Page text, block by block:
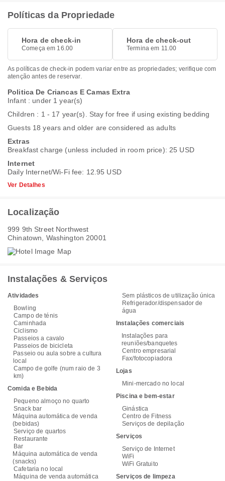
Políticas da Propriedade
Hora de check-in
Começa em 16.00
Hora de check-out
Termina em 11.00
As políticas de check-in podem variar entre as propriedades; verifique com
atenção antes de reservar.
Politica De Criancas E Camas Extra
Infant : under 1 year(s)
Children : 1 - 17 year(s). Stay for free if using existing bedding
Guests 18 years and older are considered as adults
Extras
Breakfast charge (unless included in room price): 25 USD
Internet
Daily Internet/Wi-Fi fee: 12.95 USD
Ver Detalhes
Localização
999 9th Street Northwest
Chinatown, Washington 20001
Instalações & Serviços
Atividades
Bowling
Campo de ténis
Caminhada
Ciclismo
Passeios a cavalo
Passeios de bicicleta
Passeio ou aula sobre a cultura
local
Campo de golfe (num raio de 3
km)
Comida e Bebida
Pequeno almoço no quarto
Snack bar
Máquina automática de venda
(bebidas)
Serviço de quartos
Restaurante
Bar
Máquina automática de venda
(snacks)
Cafetaria no local
Máquina de venda automática
Sem plásticos de utilização única
Refrigerador/dispensador de
água
Instalações comerciais
Instalações para
reuniões/banquetes
Centro empresarial
Fax/fotocopiadora
Lojas
Mini-mercado no local
Piscina e bem-estar
Ginástica
Centro de Fitness
Serviços de depilação
Serviços
Serviço de Internet
WiFi
WiFi Gratuito
Serviços de limpeza